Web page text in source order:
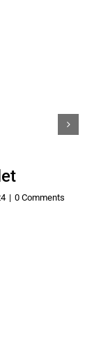
| 0 Comments